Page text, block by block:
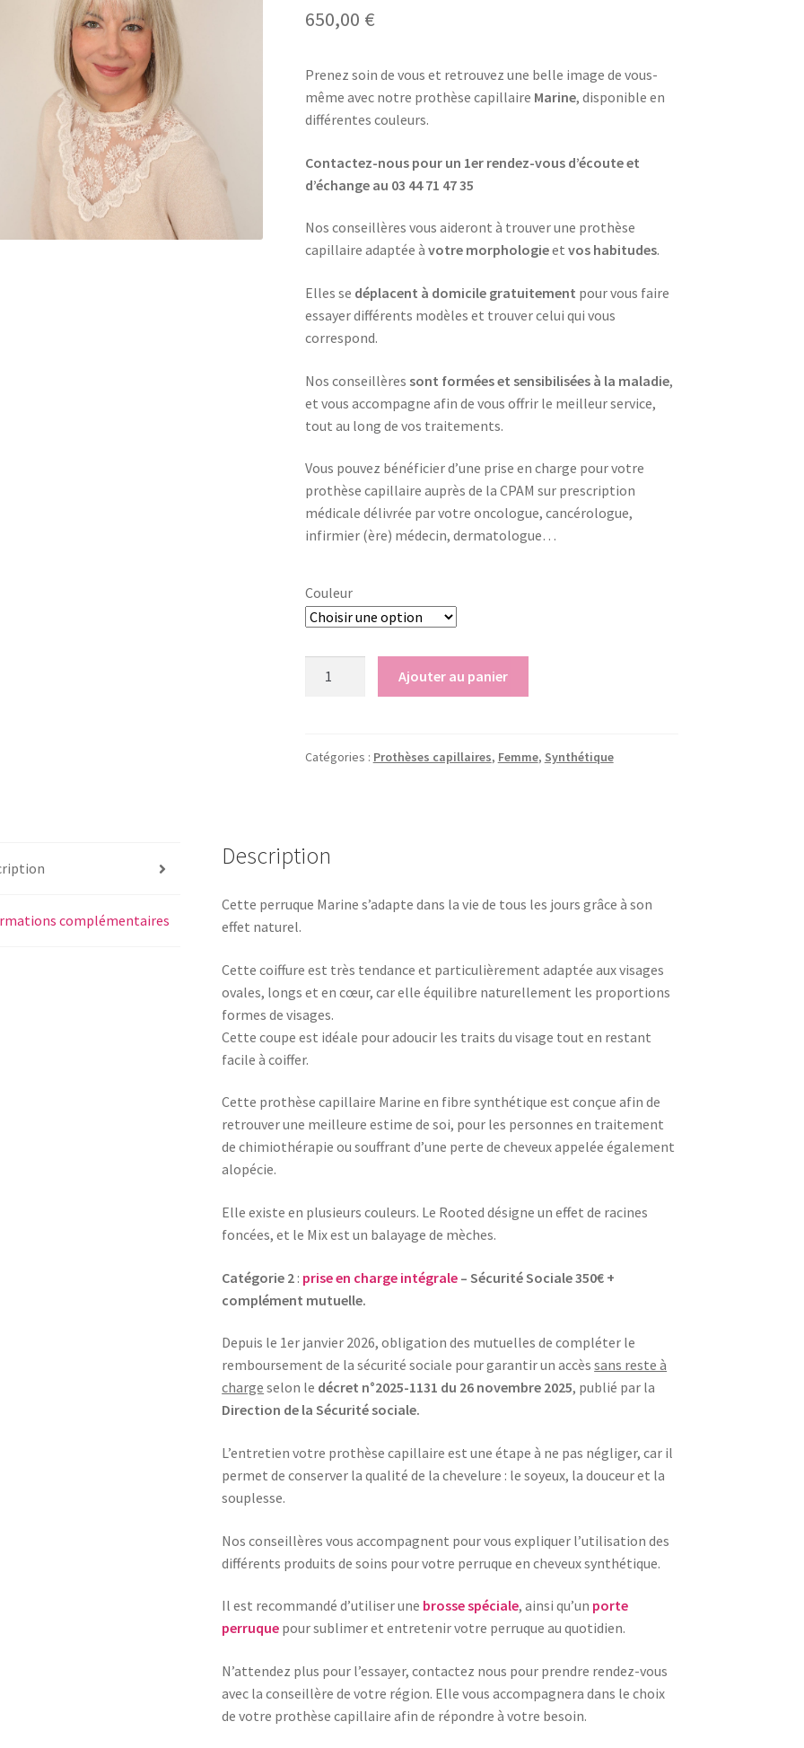
650,00 €
Prenez soin de vous et retrouvez une belle image de vous-
même avec notre prothèse capillaire Marine, disponible en
différentes couleurs.
Contactez-nous pour un 1er rendez-vous d’écoute et
d’échange au 03 44 71 47 35
Nos conseillères vous aideront à trouver une prothèse
capillaire adaptée à votre morphologieet vos habitudes.
Elles se déplacent à domicile gratuitement pour vous faire
essayer différents modèles et trouver celui qui vous
correspond.
Nos conseillères sont formées et sensibilisées à la maladie,
et vous accompagne afin de vous offrir le meilleur service,
tout au long de vos traitements.
Vous pouvez bénéficier d’une prise en charge pour votre
prothèse capillaire auprès de la CPAM sur prescription
médicale délivrée par votre oncologue, cancérologue,
infirmier (ère) médecin, dermatologue…
Couleur
Marine
Ajouter au panier
Catégories : Prothèses capillaires, Femme, Synthétique
complémentaires
Description
Cette perruque Marine s’adapte dans la vie de tous les jours grâce à son
effet naturel.
Cette coiffure est très tendance et particulièrement adaptée aux visages
ovales, longs et en cœur, car elle équilibre naturellement les proportions
formes de visages.
Cette coupe est idéale pour adoucir les traits du visage tout en restant
facile à coiffer.
Cette prothèse capillaire Marine en fibre synthétique est conçue afin de
retrouver une meilleure estime de soi, pour les personnes en traitement
de chimiothérapie ou souffrant d’une perte de cheveux appelée également
alopécie.
Elle existe en plusieurs couleurs. Le Rooted désigne un effet de racines
foncées, et le Mix est un balayage de mèches.
Catégorie 2 : prise en charge intégrale – Sécurité Sociale 350€ +
complément mutuelle.
Depuis le 1er janvier 2026, obligation des mutuelles de compléter le
remboursement de la sécurité sociale pour garantir un accèssans reste à
charge selon le décret n°2025-1131 du 26 novembre 2025, publié par la
Direction de la Sécurité sociale.
L’entretien votre prothèse capillaire est une étape à ne pas négliger, car il
permet de conserver la qualité de la chevelure : le soyeux, la douceur et la
souplesse.
Nos conseillères vous accompagnent pour vous expliquer l’utilisation des
différents produits de soins pour votre perruque en cheveux synthétique.
Il est recommandé d’utiliser une brosse spéciale, ainsi qu’un porte
perruque pour sublimer et entretenir votre perruque au quotidien.
N’attendez plus pour l’essayer, contactez nous pour prendre rendez-vous
avec la conseillère de votre région. Elle vous accompagnera dans le choix
de votre prothèse capillaire afin de répondre à votre besoin.